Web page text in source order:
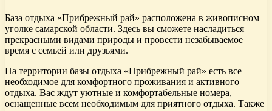
База отдыха «Прибрежный рай» расположена в живописном
уголке самарской области. Здесь вы сможете насладиться
прекрасными видами природы и провести незабываемое
время с семьей или друзьями.
На территории базы отдыха «Прибрежный рай» есть все
необходимое для комфортного проживания и активного
отдыха. Вас ждут уютные и комфортабельные номера,
оснащенные всем необходимым для приятного отдыха. Также